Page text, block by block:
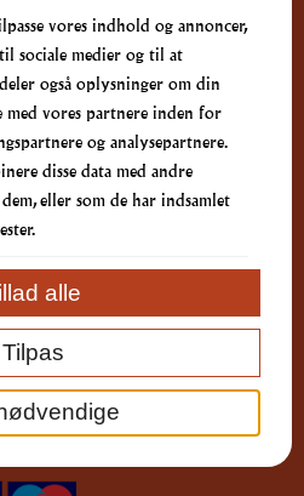
eller skriv til os.
vores indhold og annoncer,
sociale medier og til at
også oplysninger om din
med vores partnere inden for
og analysepartnere.
disse data med andre
eller som de har indsamlet
Tilpas
alle